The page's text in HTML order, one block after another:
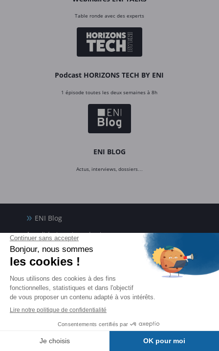
Table ronde avec des experts
Podcast HORIZONS TECH BY ENI
1 épisode toutes les deux semaines à 8h
ENI BLOG
Actus, interviews, dossiers…
ENI Blog
Actualités, interviews, dossiers…
Toute l’informatique vue par ENI
ENI Ecole informatique
dans nos campus physiques et en ligne
Groupe ENI
Expert de la formation informatique
sous toutes ses formes depuis 1981